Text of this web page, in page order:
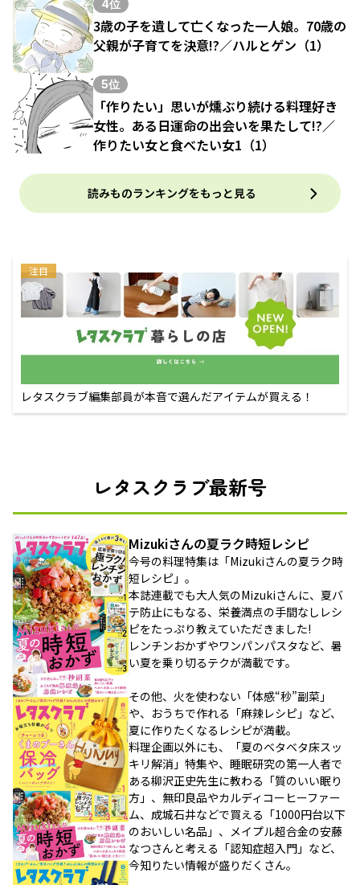
4位
3歳の子を遺して亡くなった一人娘。70歳の
父親が子育てを決意!?／ハルとゲン（1）
5位
「作りたい」思いが燻ぶり続ける料理好き
女性。ある日運命の出会いを果たして!?／
作りたい女と食べたい女1（1）
読みものランキングをもっと見る
注目
レタスクラブ編集部員が本音で選んだアイテムが買える！
レタスクラブ最新号
Mizukiさんの夏ラク時短レシピ
今号の料理特集は「Mizukiさんの夏ラク時
短レシピ」。
本誌連載でも大人気のMizukiさんに、夏バ
テ防止にもなる、栄養満点の手間なしレシ
ピをたっぷり教えていただきました!
レンチンおかずやワンパンパスタなど、暑
い夏を乗り切るテクが満載です。
その他、火を使わない「体感“秒”副菜」
や、おうちで作れる「麻辣レシピ」など、
夏に作りたくなるレシピが満載。
料理企画以外にも、「夏のベタベタ床スッ
キリ解消」特集や、睡眠研究の第一人者で
ある柳沢正史先生に教わる「質のいい眠り
方」、無印良品やカルディコーヒーファー
ム、成城石井などで買える「1000円台以下
のおいしい名品」、メイプル超合金の安藤
なつさんと考える「認知症超入門」など、
今知りたい情報が盛りだくさん。